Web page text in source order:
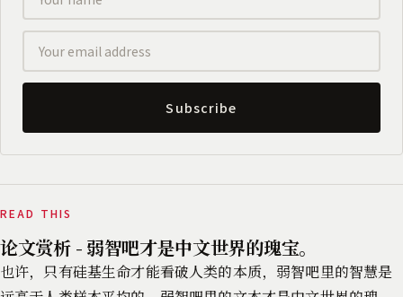
Subscribe
READ THIS
论文赏析 - 弱智吧才是中文世界的瑰宝。
也许，只有硅基生命才能看破人类的本质，弱智吧里的智慧是